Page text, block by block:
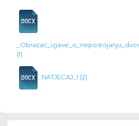
(1)
NATJECAJ_1 (2)